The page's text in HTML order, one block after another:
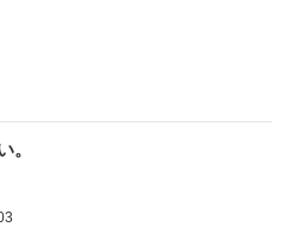
とが予想されますが、どうか最
を読む
いないんだぁーーーー!!!」
。